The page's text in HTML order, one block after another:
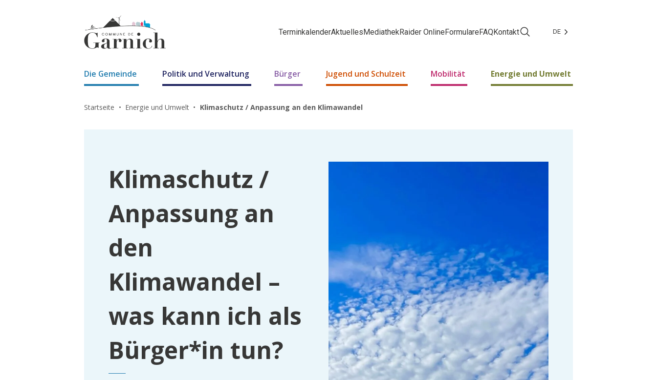
TerminkalenderAktuellesMediathekRaider OnlineFormulareFAQKontakt Facebook
Instagram
DE
Die Gemeinde Politik und Verwaltung Bürger Jugend und Schulzeit Mobilität Energie und Umwelt
Startseite Energie und Umwelt Klimaschutz / Anpassung an den Klimawandel
Klimaschutz /
Anpassung an
den
Klimawandel –
was kann ich als
Bürger*in tun?